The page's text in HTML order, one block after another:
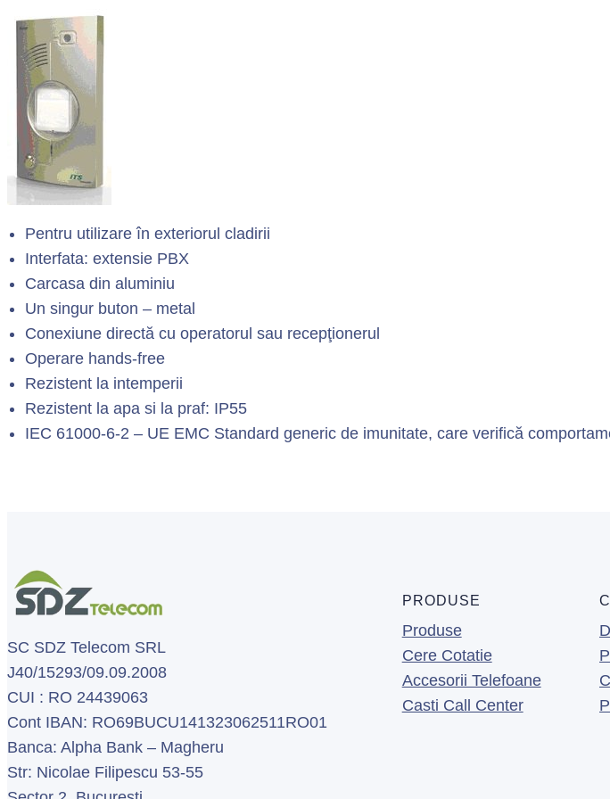
Pentru utilizare în exteriorul cladirii
Interfata: extensie PBX
Carcasa din aluminiu
Un singur buton – metal
Conexiune directă cu operatorul sau recepţionerul
Operare hands-free
Rezistent la intemperii
Rezistent la apa si la praf: IP55
IEC 61000-6-2 – UE EMC Standard generic de imunitate, care verifică
SC SDZ Telecom SRL
J40/15293/09.09.2008
CUI : RO 24439063
Cont IBAN: RO69BUCU141323062511RO01
Banca: Alpha Bank – Magheru
Str: Nicolae Filipescu 53-55
PRODUSE
Produse
Cere Cotatie
Accesorii Telefoane
Casti Call Center